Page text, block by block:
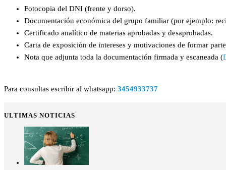
Fotocopia del DNI (frente y dorso).
Documentación económica del grupo familiar (por ejemplo:
Certificado analítico de materias aprobadas y desaprobadas.
Carta de exposición de intereses y motivaciones de formar
Nota que adjunta toda la documentación firmada y escaneada (
Para consultas escribir al whatsapp: 3454933737
ULTIMAS NOTICIAS